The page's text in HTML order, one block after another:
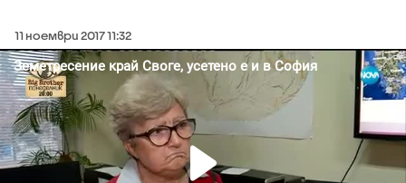
11 ноември 2017 11:32